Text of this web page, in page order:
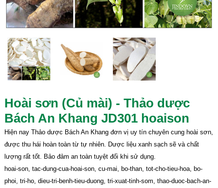
Hoài sơn (Củ mài) - Thảo dược
Bách An Khang JD301 hoaison
Hiện nay Thảo dược Bách An Khang đơn vị uy tín chuyên cung hoài sơn,
được thu hái hoàn toàn từ tự nhiên. Dược liệu xanh sạch sẽ và chất
lượng rất tốt. Bảo đảm an toàn tuyệt đối khi sử dụng.
hoai-son, tac-dung-cua-hoai-son, cu-mai, bo-than, tot-cho-tieu-hoa, bo-
phoi, tri-ho, dieu-tri-benh-tieu-duong, tri-xuat-tinh-som, thao-duoc-bach-an-